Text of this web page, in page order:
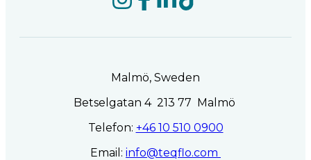
Malmö, Sweden
Betselgatan 4 213 77 Malmö
Telefon: +46 10 510 0900
Email: info@teqflo.com